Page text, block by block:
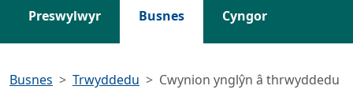
Preswylwyr Busnes Cyngor
Busnes Trwyddedu Cwynion ynglŷn â thrwyddedu